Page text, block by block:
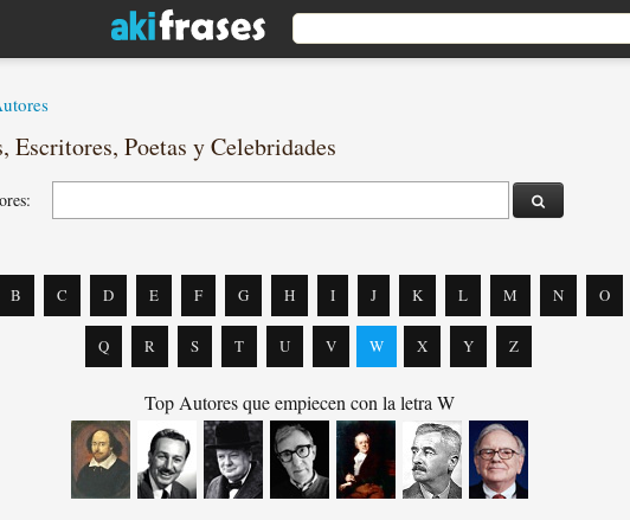
Escritores, Poetas y Celebridades
B C D E F G H I J K L M N O
Q R S T U V W X Y Z
Top Autores que empiecen con la letra W